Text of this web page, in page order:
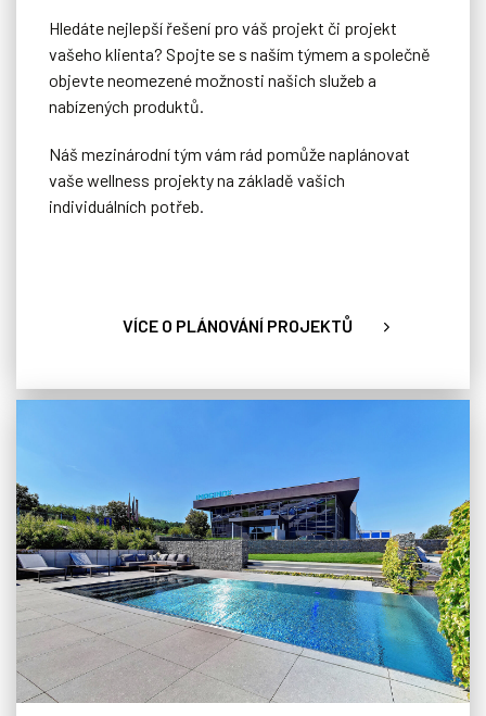
Hledáte nejlepší řešení pro váš projekt či projekt
vašeho klienta? Spojte se s naším týmem a společně
objevte neomezené možnosti našich služeb a
nabízených produktů.
Náš mezinárodní tým vám rád pomůže naplánovat
vaše wellness projekty na základě vašich
individuálních potřeb.
VÍCE O PLÁNOVÁNÍ PROJEKTŮ